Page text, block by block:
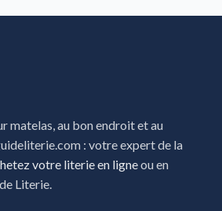
matelas, au bon endroit et au
: votre expert de la
votre literie en ligneou en
Literie.